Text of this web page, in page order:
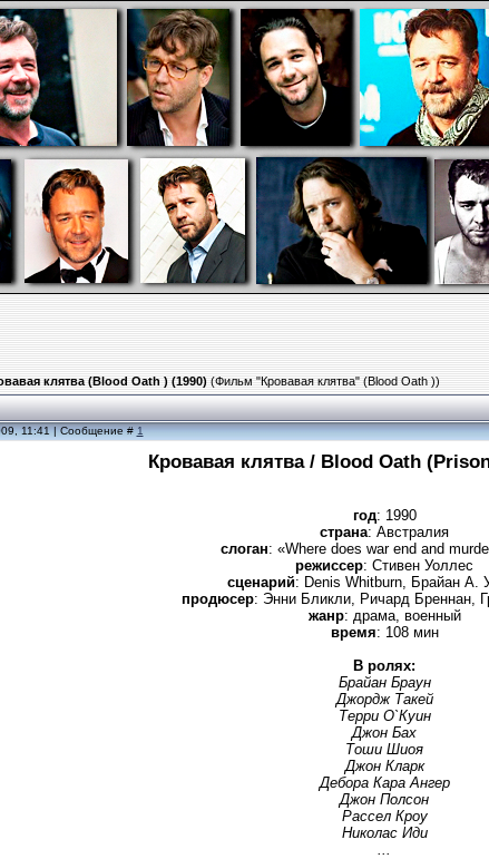
клятва (Blood Oath ) (1990) (Фильм "Кровавая клятва" (Blood Oath ))
11:41 | Сообщение #1
Кровавая клятва / Blood Oath
год: 1990
страна: Австралия
слоган: «Where does war end and
режиссер: Стивен Уоллес
сценарий: Denis Whitburn, Брайан А.
продюсер: Энни Бликли, Ричард Бреннан,
жанр: драма, военный
время: 108 мин
В ролях:
Брайан Браун
Джордж Такей
Терри О`Куин
Джон Бах
Тоши Шиоя
Джон Кларк
Дебора Кара Ангер
Джон Полсон
Рассел Кроу
Николас Иди
...